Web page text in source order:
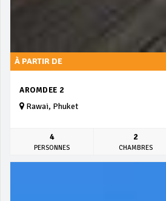
À PARTIR DE
AROMDEE 2
Rawai, Phuket
4
PERSONNES
2
CHAMBRES